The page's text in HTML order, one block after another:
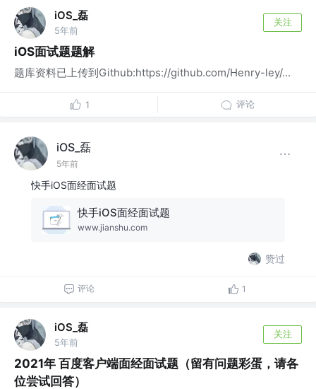
iOS_磊
5年前
关注
iOS面试题题解
题库资料已上传到Github:https://github.com/Henry-ley/...
1 评论
iOS_磊
5年前
快手iOS面经面试题
快手iOS面经面试题
www.jianshu.com
赞过
评论 1
iOS_磊
5年前
关注
2021年 百度客户端面经面试题（留有问题彩蛋，请各
位尝试回答）